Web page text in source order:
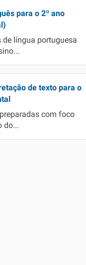
para o 2º ano
língua portuguesa
de texto para o
com foco
do...